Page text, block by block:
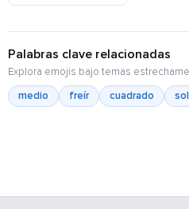
Palabras clave relacionadas
Explora emojis bajo temas
medio
freír cuadrado sol